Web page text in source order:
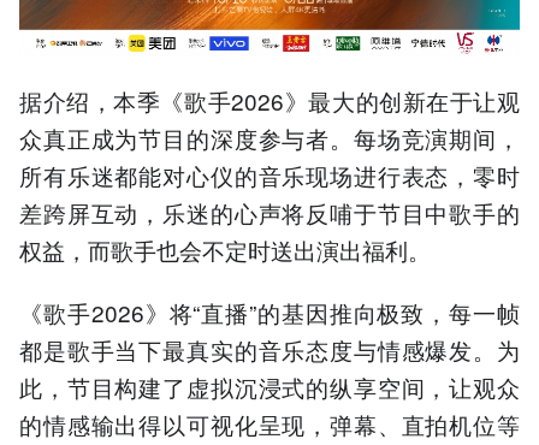
据介绍，本季《歌手2026》最大的创新在于让观
众真正成为节目的深度参与者。每场竞演期间，
所有乐迷都能对心仪的音乐现场进行表态，零时
差跨屏互动，乐迷的心声将反哺于节目中歌手的
权益，而歌手也会不定时送出演出福利。
《歌手2026》将“直播”的基因推向极致，每一帧
都是歌手当下最真实的音乐态度与情感爆发。为
此，节目构建了虚拟沉浸式的纵享空间，让观众
的情感输出得以可视化呈现，弹幕、直拍机位等